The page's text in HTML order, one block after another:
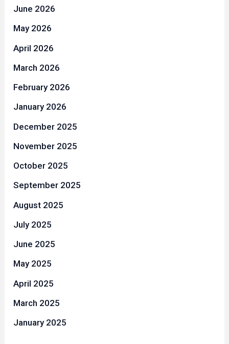
June 2026
May 2026
April 2026
March 2026
February 2026
January 2026
December 2025
November 2025
October 2025
September 2025
August 2025
July 2025
June 2025
May 2025
April 2025
March 2025
January 2025